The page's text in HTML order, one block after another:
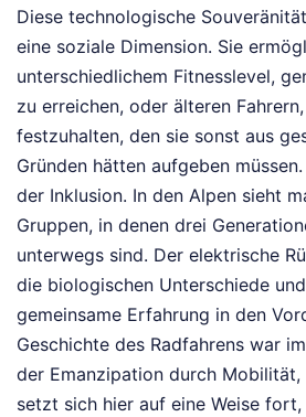
Diese technologische
eine soziale Dimension. Sie
unterschiedlichem Fitnesslevel,
zu erreichen, oder älteren
festzuhalten, den sie sonst aus
Gründen hätten aufgeben
der Inklusion. In den Alpen sieht
Gruppen, in denen drei
unterwegs sind. Der elektrische
die biologischen Unterschiede
gemeinsame Erfahrung in den
Geschichte des Radfahrens war
der Emanzipation durch
setzt sich hier auf eine Weise